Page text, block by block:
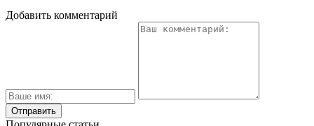
Добавить комментарий